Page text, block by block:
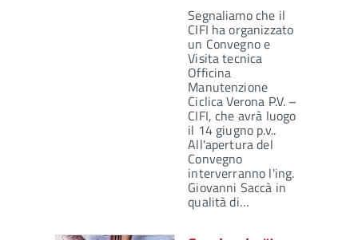
Segnaliamo che il
CIFI ha organizzato
un Convegno e
Visita tecnica
Officina
Manutenzione
Ciclica Verona P.V. –
CIFI, che avrà luogo
il 14 giugno p.v..
All'apertura del
Convegno
interverranno l'ing.
Giovanni Saccà in
qualità di…